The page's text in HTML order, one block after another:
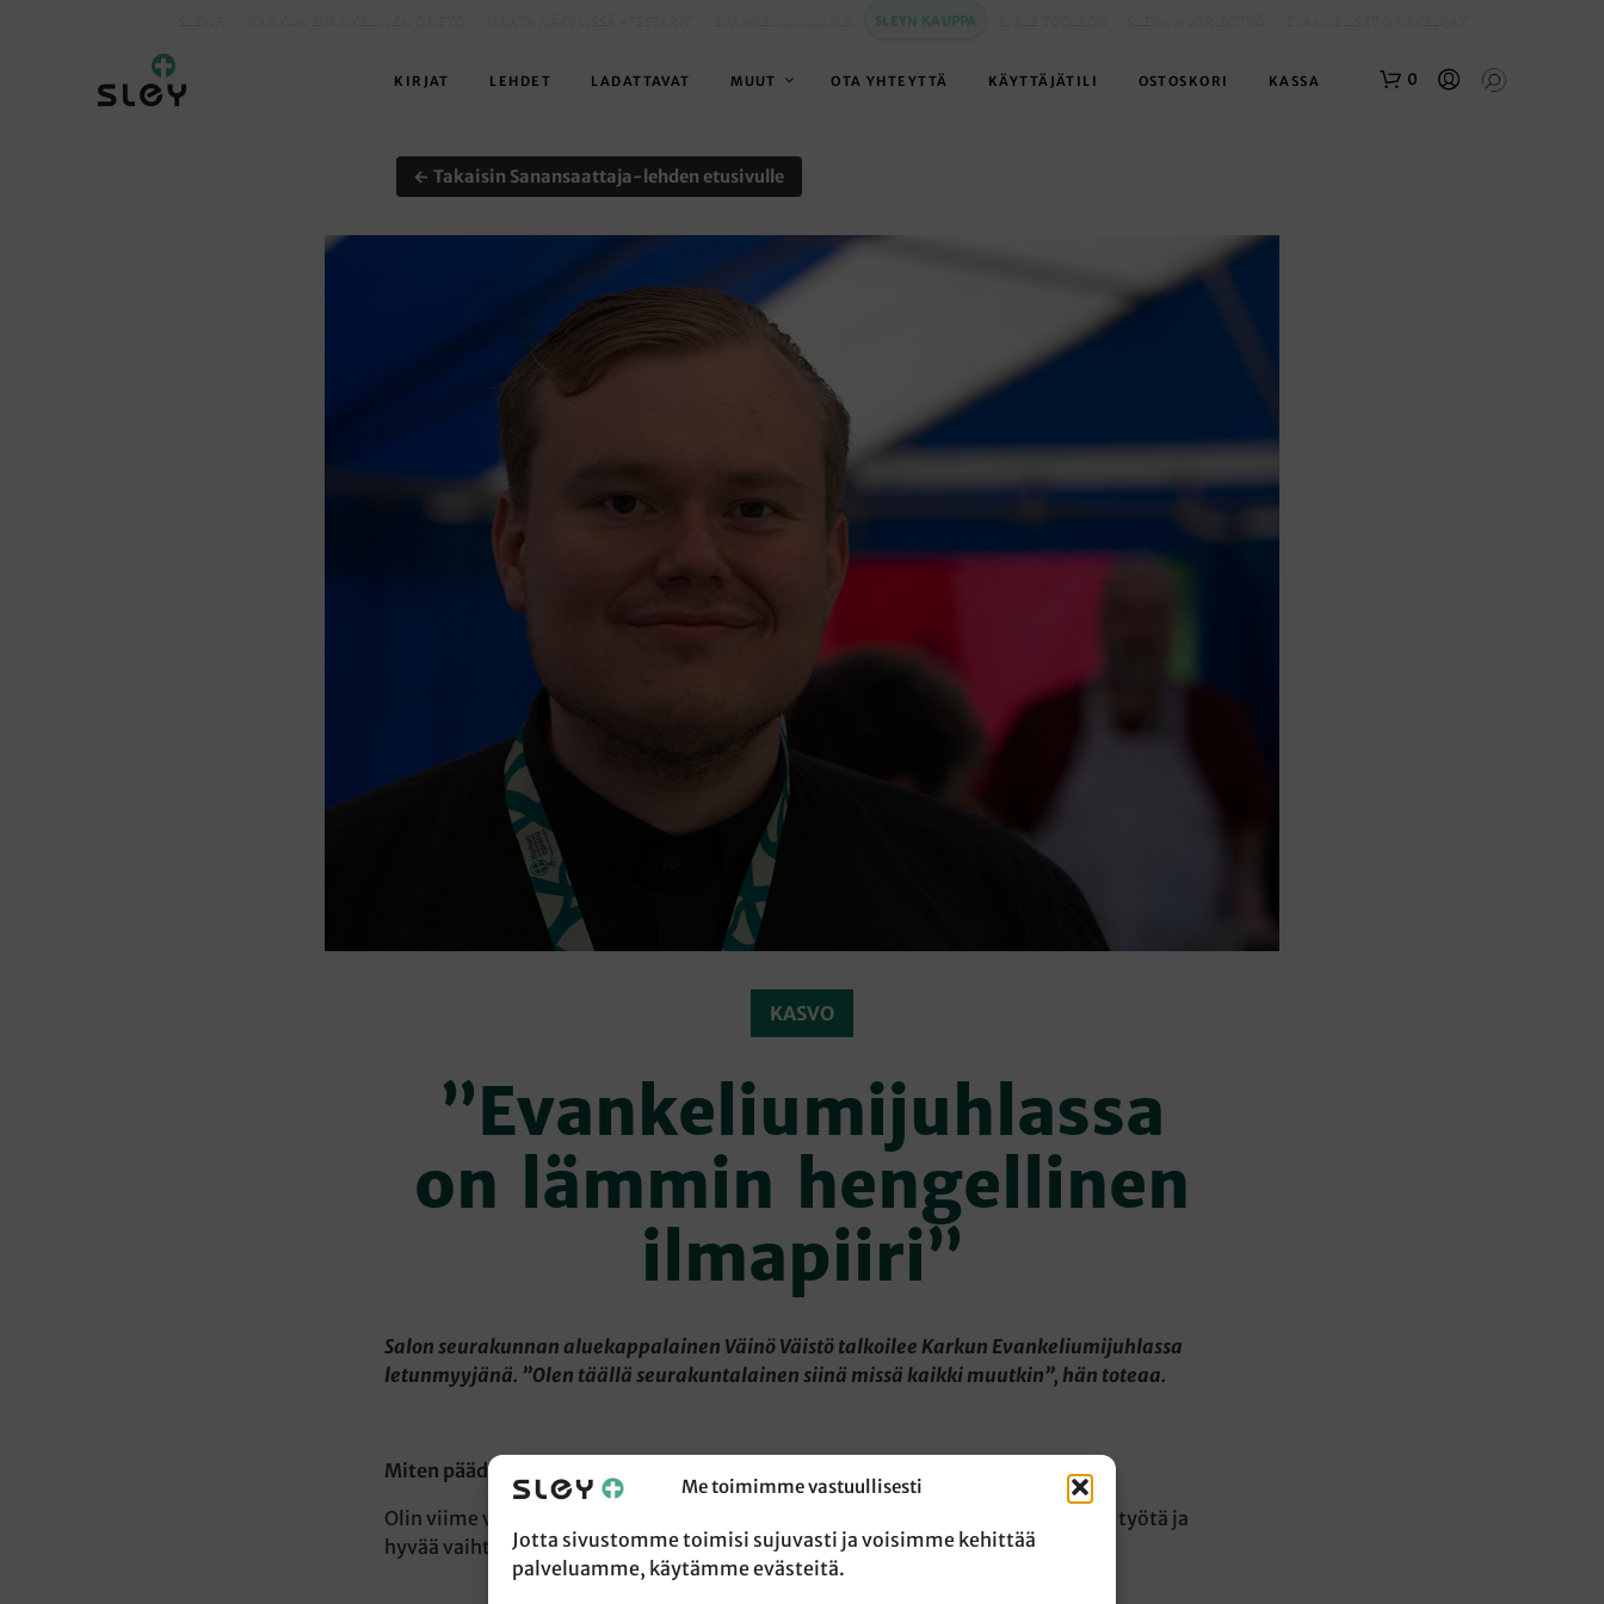
Me toimimme vastuullisesti
Jotta sivustomme toimisi sujuvasti ja voisimme kehittää
palveluamme, käytämme evästeitä.
SLEYN KAUPPA
KIRJAT LEHDET LADATTAVAT MUUT OTA YHTEYTTÄ KÄYTTÄJÄTILI OSTOSKORI KASSA 0
← Takaisin Sanansaattaja-lehden etusivulle
KASVO
”Evankeliumijuhlassa
on lämmin hengellinen
ilmapiiri”
Salon seurakunnan aluekappalainen Väinö Väistö talkoilee Karkun Evankeliumijuhlassa
letunmyyjänä. ”Olen täällä seurakuntalainen siinä missä kaikki muutkin”, hän toteaa.
Miten päädyit myymään lettuja Evankeliumijuhlaan?
Olin viime vuonna ensimmäistä kertaa tässä tehtävässä. Tämä on ihmisläheistä työtä ja
hyvää vaihtelua papin työhön.